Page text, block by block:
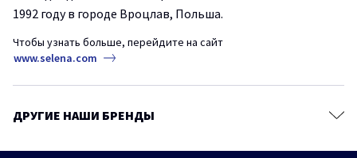
Защитные и чистящие средства
Сопутствующие товары
1992 году в городе Вроцлав, Польша.
Чтобы узнать больше, перейдите на сайт
www.selena.com
ДРУГИЕ НАШИ БРЕНДЫ